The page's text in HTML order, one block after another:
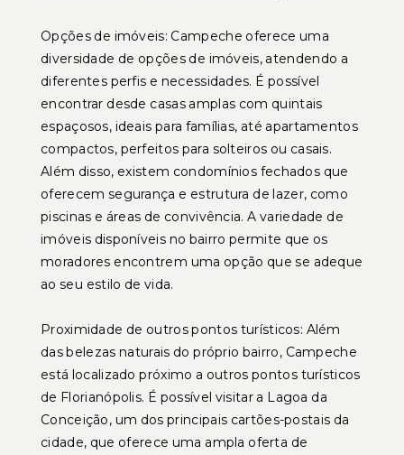
Opções de imóveis: Campeche oferece uma
diversidade de opções de imóveis, atendendo a
diferentes perfis e necessidades. É possível
encontrar desde casas amplas com quintais
espaçosos, ideais para famílias, até apartamentos
compactos, perfeitos para solteiros ou casais.
Além disso, existem condomínios fechados que
oferecem segurança e estrutura de lazer, como
piscinas e áreas de convivência. A variedade de
imóveis disponíveis no bairro permite que os
moradores encontrem uma opção que se adeque
ao seu estilo de vida.
Proximidade de outros pontos turísticos: Além
das belezas naturais do próprio bairro, Campeche
está localizado próximo a outros pontos turísticos
de Florianópolis. É possível visitar a Lagoa da
Conceição, um dos principais cartões-postais da
cidade, que oferece uma ampla oferta de